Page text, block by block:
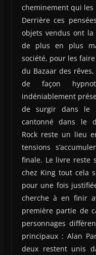
cheminement qui
Derrière ces
objets vendus ont la
de plus en plus
société, pour les
du Bazaar des
de façon
indéniablement
de surgir dans le
cantonné dans le
Rock reste un lieu
tensions
finale. Le livre reste
chez King tout cela
pour une fois
cherche à en finir
première partie de
personnages
principaux : Alan
deux restent unis